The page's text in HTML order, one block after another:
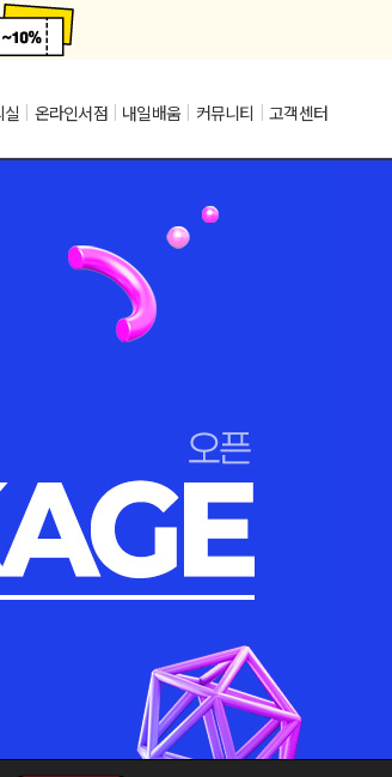
실 | 온라인서점 | 내일배움 | 커뮤니티 | 고객센터